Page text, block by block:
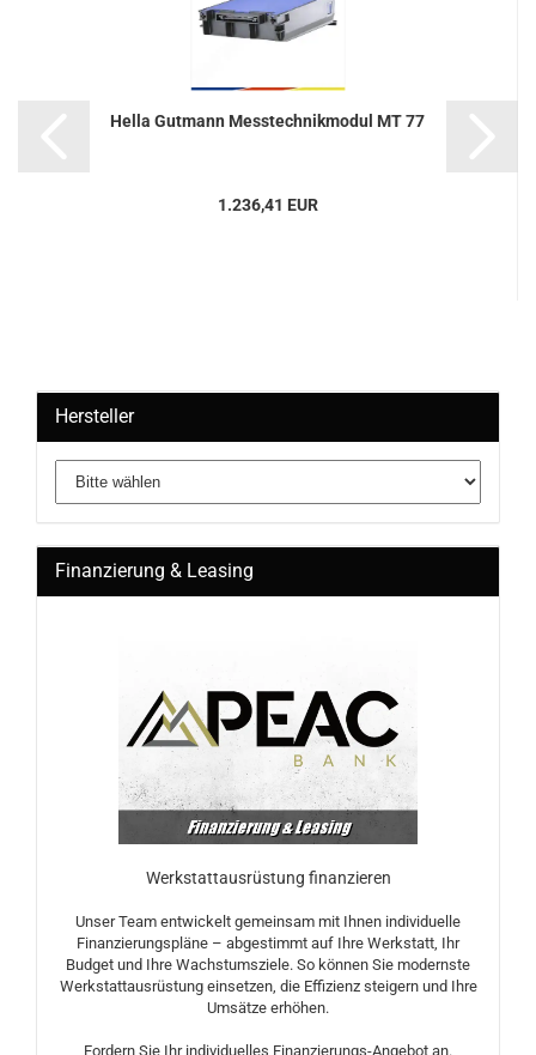
Hella Gut­mann Mess­tech­nik­mo­dul MT 77
1.236,41 EUR
Hersteller
Finanzierung & Leasing
Werkstattausrüstung finanzieren
Unser Team entwickelt gemeinsam mit Ihnen individuelle
Finanzierungspläne – abgestimmt auf Ihre Werkstatt, Ihr
Budget und Ihre Wachstumsziele. So können Sie modernste
Werkstattausrüstung einsetzen, die Effizienz steigern und Ihre
Umsätze erhöhen.
Fordern Sie Ihr individuelles Finanzierungs-Angebot an.